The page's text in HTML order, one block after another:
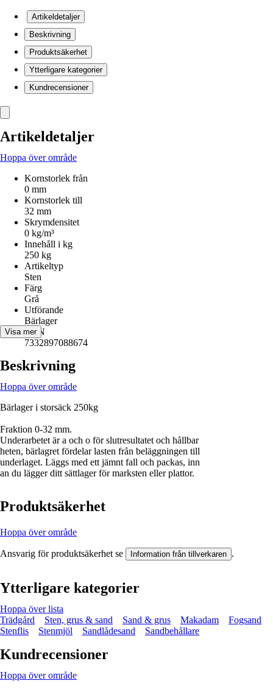
Artikeldetaljer
Beskrivning
Produktsäkerhet
Ytterligare kategorier
Kundrecensioner
Artikeldetaljer
Hoppa över område
Kornstorlek från
0 mm
Kornstorlek till
32 mm
Skrymdensitet
0 kg/m³
Innehåll i kg
250 kg
Artikeltyp
Sten
Färg
Grå
Utförande
Bärlager
EAN
7332897088674
Visa mer
Beskrivning
Hoppa över område
Bärlager i storsäck 250kg
Fraktion 0-32 mm.
Underarbetet är a och o för slutresultatet och hållbar
heten, bärlagret fördelar lasten från beläggningen till
underlaget. Läggs med ett jämnt fall och packas, inn
an du lägger ditt sättlager för marksten eller plattor.
Produktsäkerhet
Hoppa över område
Ansvarig för produktsäkerhet se Information från tillverkaren .
Ytterligare kategorier
Hoppa över lista
Trädgård
Sten, grus & sand Sand & grus Makadam
Fogsand
Stenflis
Stenmjöl Sandlådesand Sandbehållare
Kundrecensioner
Hoppa över område